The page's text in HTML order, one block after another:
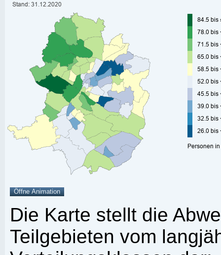
Die Karte stellt die
Teilgebieten vom